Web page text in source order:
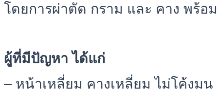
โดยการผ่าตัด กราม และ คาง พร้อ
ผู้ที่มีปัญหา ได้แก่
– หน้าเหลี่ยม คางเหลี่ยม ไม่โค้งมน